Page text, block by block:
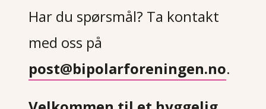
Har du spørsmål? Ta kontakt
med oss på
post@bipolarforeningen.no.